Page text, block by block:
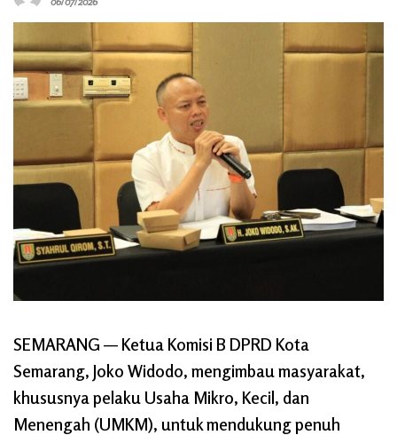
SEMARANG — Ketua Komisi B DPRD Kota
Semarang, Joko Widodo, mengimbau masyarakat,
khususnya pelaku Usaha Mikro, Kecil, dan
Menengah (UMKM), untuk mendukung penuh